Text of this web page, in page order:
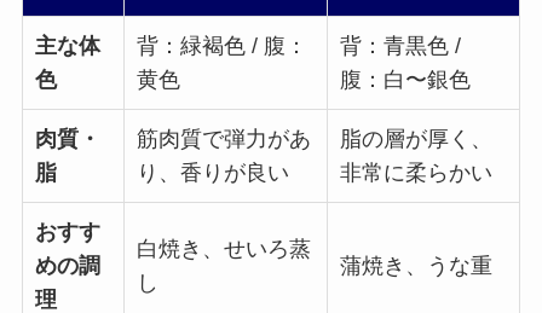
主な体
色
背：緑褐色 / 腹：
黄色
背：青黒色 /
腹：白〜銀色
肉質・
脂
筋肉質で弾力があ
り、香りが良い
脂の層が厚く、
非常に柔らかい
おすす
めの調
理
白焼き、せいろ蒸
し
蒲焼き、うな重